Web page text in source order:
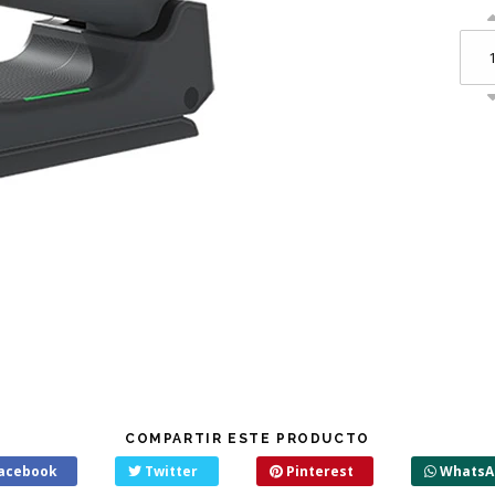
COMPARTIR ESTE PRODUCTO
Twitter Pinterest